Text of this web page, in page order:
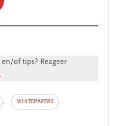
of tips? Reageer
, WHITEPAPERS